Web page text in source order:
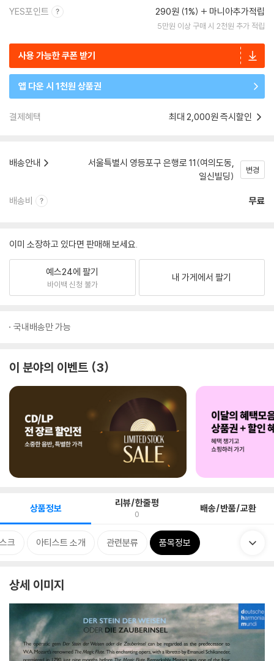
YES포인트 290원 (1%) 마니아추가적립
5만원 이상 구매 시 2천원 추가 적립
사용 가능한 쿠폰 받기
앱 다운 시 1천원 상품권
결제혜택 최대 2,000원 즉시할인
배송안내
서울특별시 영등포구 은행로 11(여의도동,
일신빌딩)
변경
배송비 무료
이미 소장하고 있다면 판매해 보세요.
예스24에 팔기
바이백 신청 불가
내 가게에서 팔기
국내배송만 가능
이 분야의 이벤트 3
상품정보 리뷰/한줄평
0 배송/반품/교환
크 아티스트 소개 관련분류 품목정보
상세 이미지